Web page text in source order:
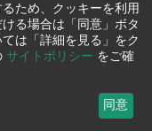
ため、クッキーを利用
る場合は「同意」ボタ
は「詳細を見る」をク
サイトポリシー をご確
同意